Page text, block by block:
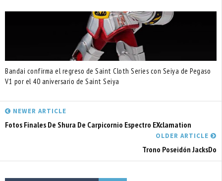
Bandai confirma el regreso de Saint Cloth Series con Seiya de Pegaso
V1 por el 40 aniversario de Saint Seiya
NEWER ARTICLE
Fotos Finales De Shura De Carpicornio Espectro EXclamation
OLDER ARTICLE
Trono Poseidón JacksDo